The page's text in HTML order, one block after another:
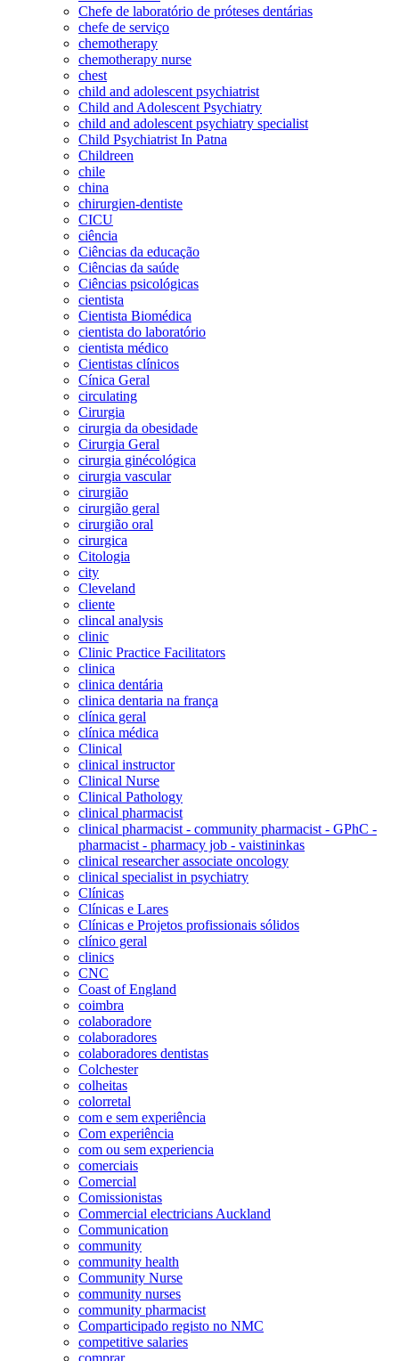
Chefe de laboratório de próteses dentárias
chefe de serviço
chemotherapy
chemotherapy nurse
chest
child and adolescent psychiatrist
Child and Adolescent Psychiatry
child and adolescent psychiatry specialist
Child Psychiatrist In Patna
Childreen
chile
china
chirurgien-dentiste
CICU
ciência
Ciências da educação
Ciências da saúde
Ciências psicológicas
cientista
Cientista Biomédica
cientista do laboratório
cientista médico
Cientistas clínicos
Cínica Geral
circulating
Cirurgia
cirurgia da obesidade
Cirurgia Geral
cirurgia ginécológica
cirurgia vascular
cirurgião
cirurgião geral
cirurgião oral
cirurgica
Citologia
city
Cleveland
cliente
clincal analysis
clinic
Clinic Practice Facilitators
clinica
clinica dentária
clinica dentaria na frança
clínica geral
clínica médica
Clinical
clinical instructor
Clinical Nurse
Clinical Pathology
clinical pharmacist
clinical pharmacist - community pharmacist - GPhC -
pharmacist - pharmacy job - vaistininkas
clinical researcher associate oncology
clinical specialist in psychiatry
Clínicas
Clínicas e Lares
Clínicas e Projetos profissionais sólidos
clínico geral
clinics
CNC
Coast of England
coimbra
colaboradore
colaboradores
colaboradores dentistas
Colchester
colheitas
colorretal
com e sem experiência
Com experiência
com ou sem experiencia
comerciais
Comercial
Comissionistas
Commercial electricians Auckland
Communication
community
community health
Community Nurse
community nurses
community pharmacist
Comparticipado registo no NMC
competitive salaries
comprar